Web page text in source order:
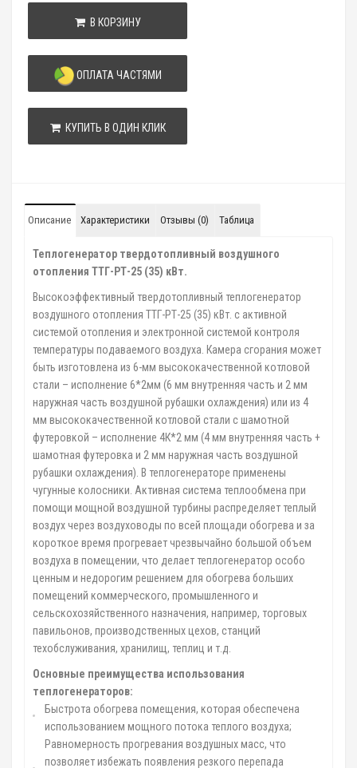
В КОРЗИНУ
ОПЛАТА ЧАСТЯМИ
КУПИТЬ В ОДИН КЛИК
Описание Характеристики Отзывы (0) Таблица
Теплогенератор твердотопливный воздушного
отопления ТТГ-РТ-25 (35) кВт.
Высокоэффективный твердотопливный теплогенератор
воздушного отопления ТТГ-РТ-25 (35) кВт. с активной
системой отопления и электронной системой контроля
температуры подаваемого воздуха. Камера сгорания может
быть изготовлена из 6-мм высококачественной котловой
стали – исполнение 6*2мм (6 мм внутренняя часть и 2 мм
наружная часть воздушной рубашки охлаждения) или из 4
мм высококачественной котловой стали с шамотной
футеровкой – исполнение 4К*2 мм (4 мм внутренняя часть +
шамотная футеровка и 2 мм наружная часть воздушной
рубашки охлаждения). В теплогенераторе применены
чугунные колосники. Активная система теплообмена при
помощи мощной воздушной турбины распределяет теплый
воздух через воздуховоды по всей площади обогрева и за
короткое время прогревает чрезвычайно большой объем
воздуха в помещении, что делает теплогенератор особо
ценным и недорогим решением для обогрева больших
помещений коммерческого, промышленного и
сельскохозяйственного назначения, например, торговых
павильонов, производственных цехов, станций
техобслуживания, хранилищ, теплиц и т.д.
Основные преимущества использования
теплогенераторов:
Быстрота обогрева помещения, которая обеспечена
использованием мощного потока теплого воздуха;
Равномерность прогревания воздушных масс, что
позволяет избежать появления резкого перепада